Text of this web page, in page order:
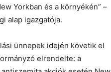
Yorkban és a környékén” –
alap igazgatója.
ünnepek idején követik el
elrendelte: a